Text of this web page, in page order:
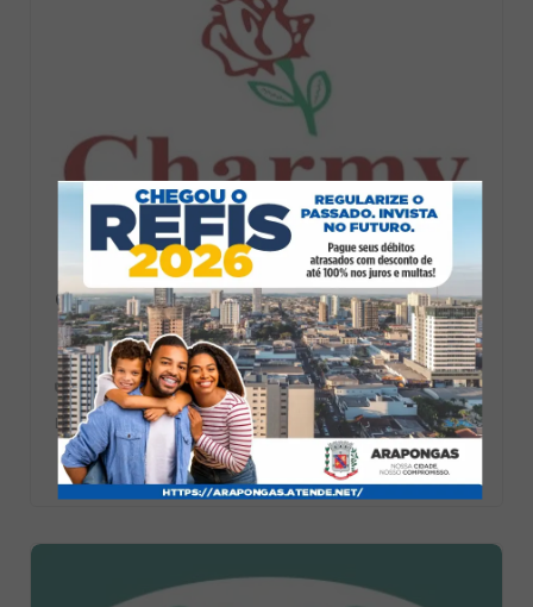
Charmy Perfumaria
Conveniência
Loja 1 - (43) 3275-1204
Loja 2 - (43) 3056-1204
Av. Arapongas, 1099 - Centro, Arapongas - PR, Brasil